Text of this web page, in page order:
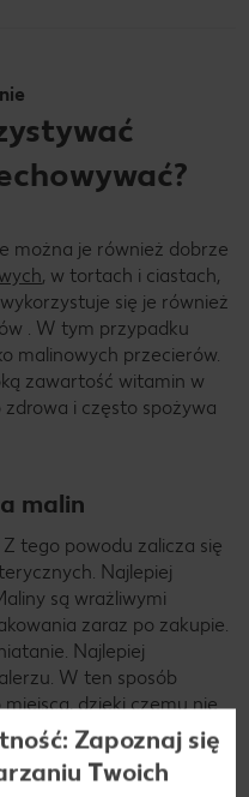
można je również dobrze
, w tortach i ciastach,
się je również
. W tym przypadku
malinowych przecierów.
zawartość witamin w
i często spożywa
malin
tego powodu zalicza się
Najlepiej
są wrażliwymi
zaraz po zakupie.
Najlepiej
W ten sposób
dzięki czemu nie
być przechowywane
Można je tam
można również bez
Zapoznaj się
Twoich